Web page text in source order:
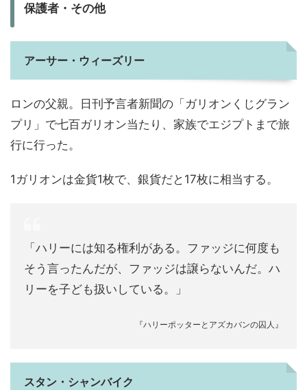
保護者・その他
アーサー・ウィーズリー
ロンの父親。日刊予言者新聞の「ガリオンくじグラン
プリ」で七百ガリオン当たり、家族でエジプトまで旅
行に行った。
1ガリオンは金貨1枚で、銀貨だと17枚に相当する。
「ハリーには知る権利がある。ファッジに何度も
そう言ったんだが、ファッジは譲らないんだ。ハ
リーを子ども扱いしている。」
『ハリーポッターとアズカバンの囚人』
スタン・シャンバイク